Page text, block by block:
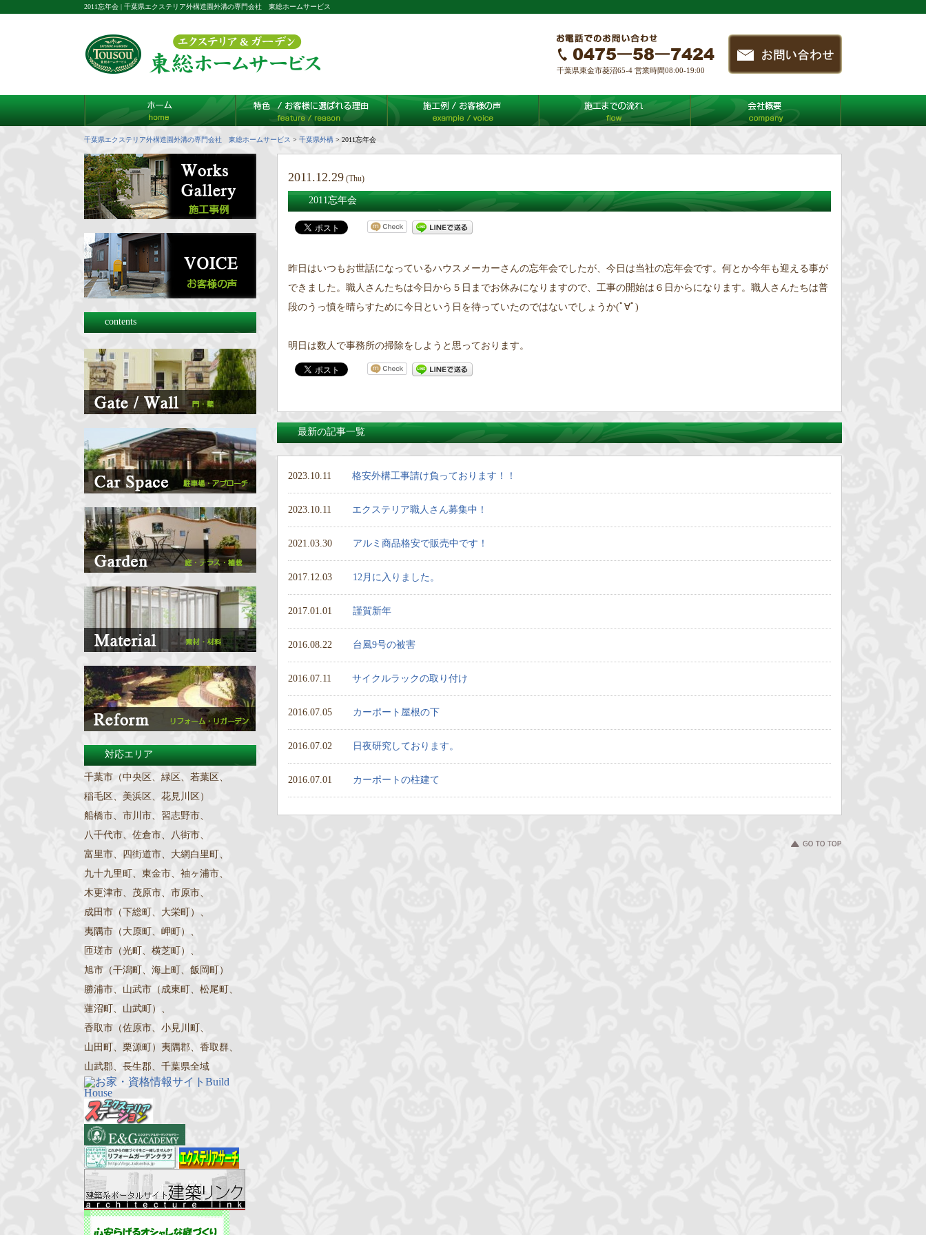
2011忘年会 | 千葉県エクステリア外構造園外溝の専門会社 東総ホームサービス
千葉県東金市菱沼65-4 営業時間08:00-19:00
千葉県エクステリア外構造園外溝の専門会社 東総ホームサービス > 千葉県外構 > 2011忘年会
2011.12.29 (Thu)
2011忘年会
昨日はいつもお世話になっているハウスメーカーさんの忘年会でしたが、今日は当社の忘年会です。何とか今年も迎える事が
できました。職人さんたちは今日から５日までお休みになりますので、工事の開始は６日からになります。職人さんたちは普
段のうっ憤を晴らすために今日という日を待っていたのではないでしょうか(ﾟ∀ﾟ)
明日は数人で事務所の掃除をしようと思っております。
最新の記事一覧
2023.10.11 格安外構工事請け負っております！！
2023.10.11 エクステリア職人さん募集中！
2021.03.30 アルミ商品格安で販売中です！
2017.12.03 12月に入りました。
2017.01.01 謹賀新年
2016.08.22 台風9号の被害
2016.07.11 サイクルラックの取り付け
2016.07.05 カーポート屋根の下
2016.07.02 日夜研究しております。
2016.07.01 カーポートの柱建て
contents
対応エリア
千葉市（中央区、緑区、若葉区、
稲毛区、美浜区、花見川区）
船橋市、市川市、習志野市、
八千代市、佐倉市、八街市、
富里市、四街道市、大網白里町、
九十九里町、東金市、袖ヶ浦市、
木更津市、茂原市、市原市、
成田市（下総町、大栄町）、
夷隅市（大原町、岬町）、
匝瑳市（光町、横芝町）、
旭市（干潟町、海上町、飯岡町）
勝浦市、山武市（成東町、松尾町、
蓮沼町、山武町）、
香取市（佐原市、小見川町、
山田町、栗源町）夷隅郡、香取群、
山武郡、長生郡、千葉県全域